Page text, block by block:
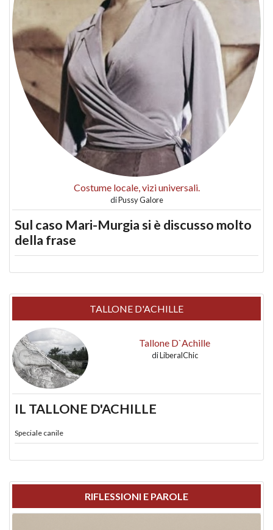
Costume locale, vizi universali.
diPussy Galore
Sul caso Mari-Murgia si è discusso molto
della frase
TALLONE D'ACHILLE
Tallone D`Achille
diLiberalChic
IL TALLONE D'ACHILLE
Speciale canile
RIFLESSIONI E PAROLE